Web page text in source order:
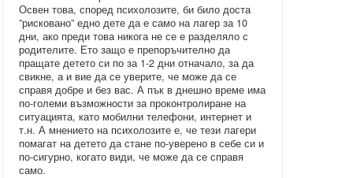
Освен това, според психолозите, би било доста
”рисковано” едно дете да е само на лагер за 10
дни, ако преди това никога не се е разделяло с
родителите. Ето защо е препоръчително да
пращате детето си по за 1-2 дни отначало, за да
свикне, а и вие да се уверите, че може да се
справя добре и без вас. А пък в днешно време има
по-големи възможности за проконтролиране на
ситуацията, като мобилни телефони, интернет и
т.н. А мнението на психолозите е, че тези лагери
помагат на детето да стане по-уверено в себе си и
по-сигурно, когато види, че може да се справя
само.